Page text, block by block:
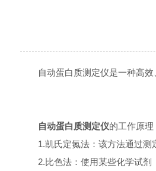
自动蛋白质测定仪是一种高效、
自动蛋白质测定仪的工作原理
1.凯氏定氮法：该方法通过测定
2.比色法：使用某些化学试剂（